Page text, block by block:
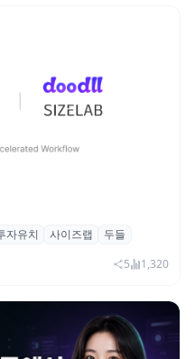
트먼트로부터 시
자유치 사이즈랩
두들
5 1,320